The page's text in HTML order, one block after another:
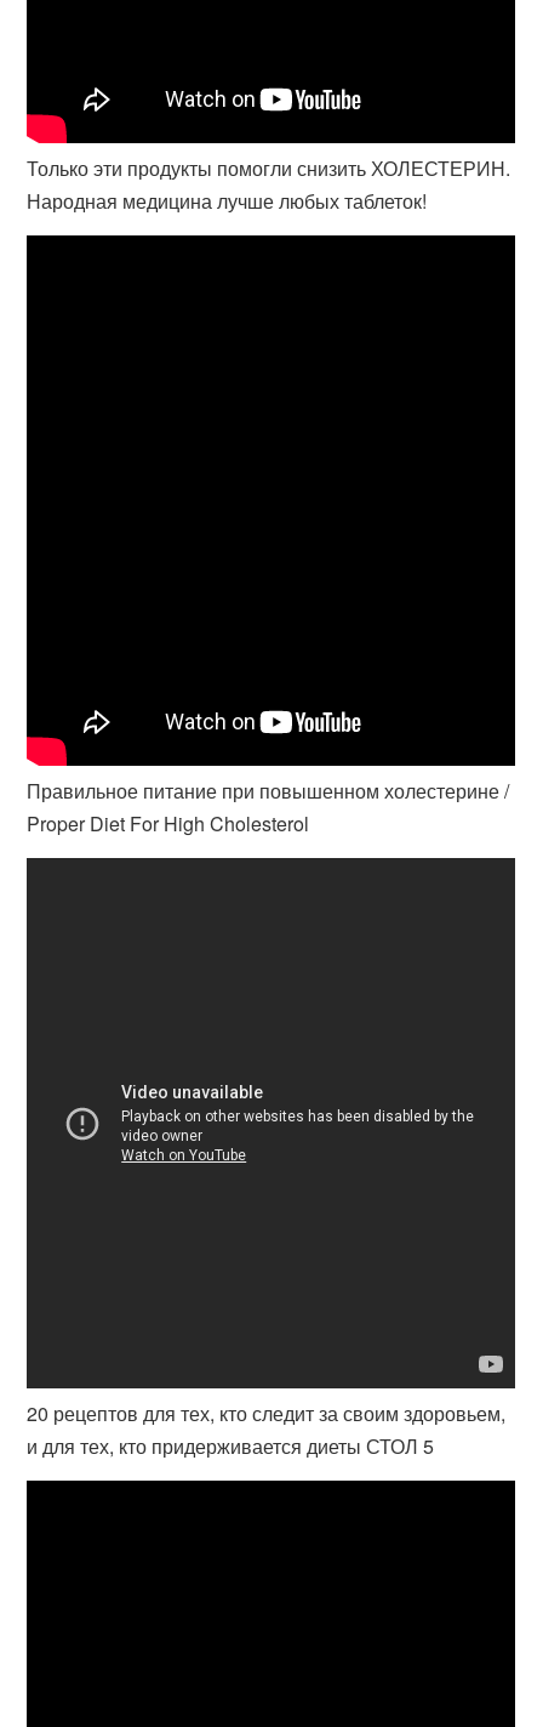
Только эти продукты помогли снизить ХОЛЕСТЕРИН.
Народная медицина лучше любых таблеток!
Правильное питание при повышенном холестерине /
Proper Diet For High Cholesterol
20 рецептов для тех, кто следит за своим здоровьем,
и для тех, кто придерживается диеты СТОЛ 5